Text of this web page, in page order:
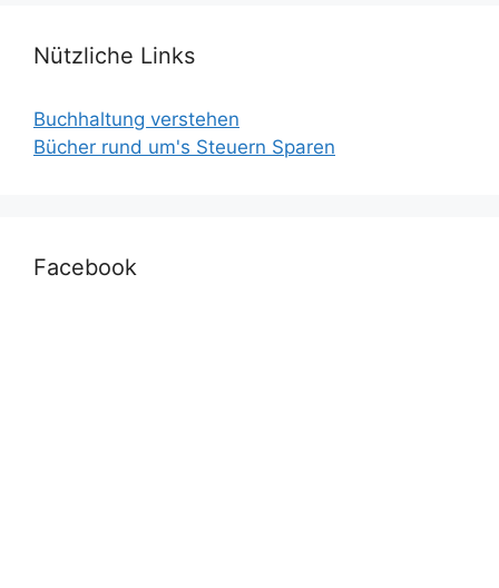
Nützliche Links
Buchhaltung verstehen
Bücher rund um's Steuern Sparen
Facebook